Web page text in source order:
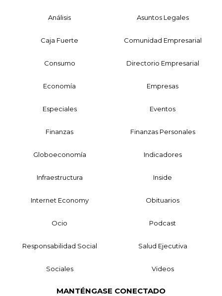
Análisis Asuntos Legales
Caja Fuerte Comunidad Empresarial
Consumo Directorio Empresarial
Economía Empresas
Especiales Eventos
Finanzas Finanzas Personales
Globoeconomía Indicadores
Infraestructura Inside
Internet Economy Obituarios
Ocio Podcast
Responsabilidad Social Salud Ejecutiva
Sociales Videos
MANTÉNGASE CONECTADO